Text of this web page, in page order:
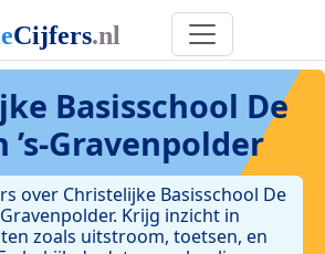
Basisschool De
’s-Gravenpolder
over Christelijke Basisschool De
Gravenpolder. Krijg inzicht in
zoals uitstroom, toetsen, en